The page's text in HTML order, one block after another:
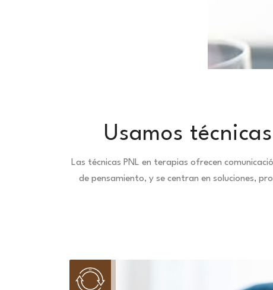
Usamos
Las técnicas PNL en terapias ofrecen
de pensamiento, y se centran en soluciones,